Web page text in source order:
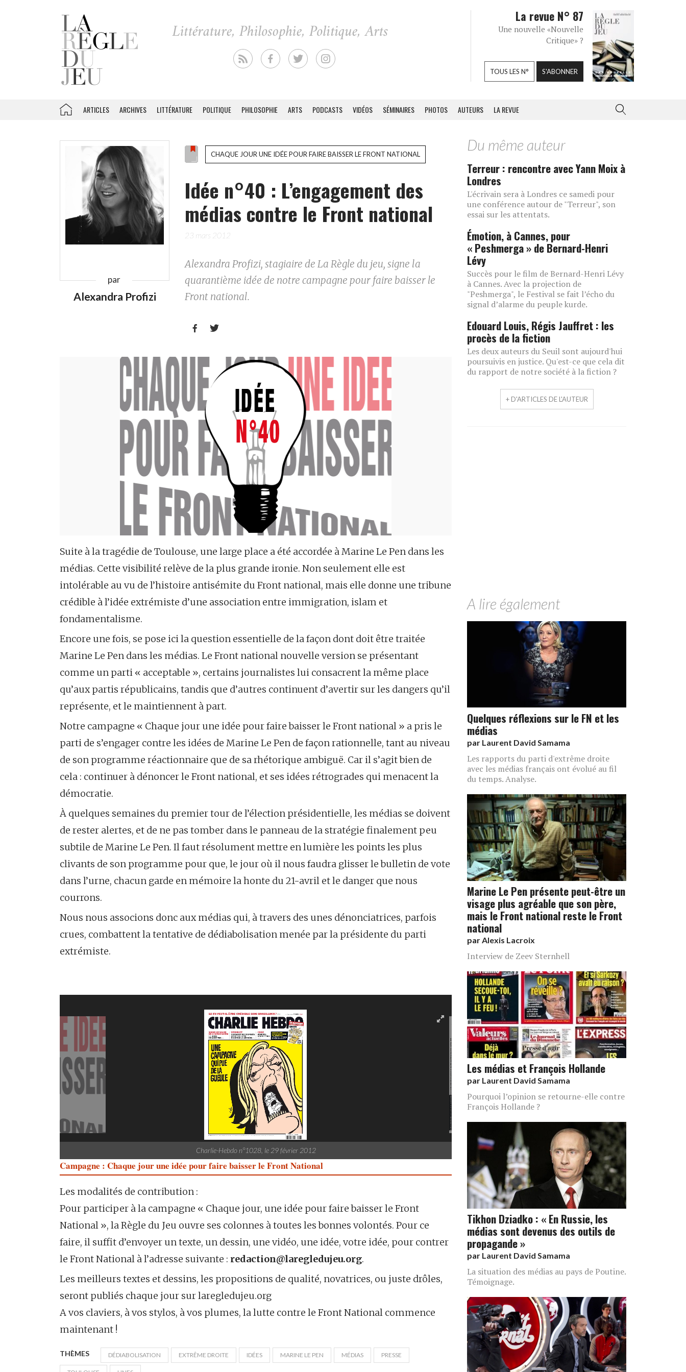
La revue N° 87
Une nouvelle «Nouvelle
Critique» ?
TOUS LES N° S'ABONNER
ARTICLES ARCHIVES LITTÉRATURE POLITIQUE PHILOSOPHIE ARTS PODCASTS VIDÉOS SÉMINAIRES PHOTOS AUTEURS LA REVUE
par
Alexandra Profizi
CHAQUE JOUR UNE IDÉE POUR FAIRE BAISSER LE FRONT NATIONAL
Idée n°40 : L’engagement des
médias contre le Front national
23 mars 2012
Alexandra Profizi, stagiaire de La Règle du jeu, signe la
quarantième idée de notre campagne pour faire baisser le
Front national.
 
Suite à la tragédie de Toulouse, une large place a été accordée à Marine Le Pen dans les
médias. Cette visibilité relève de la plus grande ironie. Non seulement elle est
intolérable au vu de l’histoire antisémite du Front national, mais elle donne une tribune
crédible à l’idée extrémiste d’une association entre immigration, islam et
fondamentalisme.
Encore une fois, se pose ici la question essentielle de la façon dont doit être traitée
Marine Le Pen dans les médias. Le Front national nouvelle version se présentant
comme un parti « acceptable », certains journalistes lui consacrent la même place
qu’aux partis républicains, tandis que d’autres continuent d’avertir sur les dangers qu’il
représente, et le maintiennent à part.
Notre campagne « Chaque jour une idée pour faire baisser le Front national » a pris le
parti de s’engager contre les idées de Marine Le Pen de façon rationnelle, tant au niveau
de son programme réactionnaire que de sa rhétorique ambiguë. Car il s’agit bien de
cela : continuer à dénoncer le Front national, et ses idées rétrogrades qui menacent la
démocratie.
À quelques semaines du premier tour de l’élection présidentielle, les médias se doivent
de rester alertes, et de ne pas tomber dans le panneau de la stratégie finalement peu
subtile de Marine Le Pen. Il faut résolument mettre en lumière les points les plus
clivants de son programme pour que, le jour où il nous faudra glisser le bulletin de vote
dans l’urne, chacun garde en mémoire la honte du 21-avril et le danger que nous
courrons.
Nous nous associons donc aux médias qui, à travers des unes dénonciatrices, parfois
crues, combattent la tentative de dédiabolisation menée par la présidente du parti
extrémiste.
Charlie-Hebdo n°1028, le 29 février 2012
Campagne : Chaque jour une idée pour faire baisser le Front National
Les modalités de contribution :
Pour participer à la campagne « Chaque jour, une idée pour faire baisser le Front
National », la Règle du Jeu ouvre ses colonnes à toutes les bonnes volontés. Pour ce
faire, il suffit d’envoyer un texte, un dessin, une vidéo, une idée, votre idée, pour contrer
le Front National à l’adresse suivante : redaction@laregledujeu.org.
Les meilleurs textes et dessins, les propositions de qualité, novatrices, ou juste drôles,
seront publiés chaque jour sur laregledujeu.org
A vos claviers, à vos stylos, à vos plumes, la lutte contre le Front National commence
maintenant !
THÈMES DÉDIABOLISATION EXTRÊME DROITE IDÉES MARINE LE PEN MÉDIAS PRESSE
Du même auteur
Terreur : rencontre avec Yann Moix à
Londres
L'écrivain sera à Londres ce samedi pour
une conférence autour de "Terreur", son
essai sur les attentats.
Émotion, à Cannes, pour
« Peshmerga » de Bernard-Henri
Lévy
Succès pour le film de Bernard-Henri Lévy
à Cannes. Avec la projection de
"Peshmerga", le Festival se fait l’écho du
signal d’alarme du peuple kurde.
Edouard Louis, Régis Jauffret : les
procès de la fiction
Les deux auteurs du Seuil sont aujourd'hui
poursuivis en justice. Qu'est-ce que cela dit
du rapport de notre société à la fiction ?
+ D'ARTICLES DE L'AUTEUR
A lire également
Quelques réflexions sur le FN et les
médias
par Laurent David Samama
Les rapports du parti d'extrême droite
avec les médias français ont évolué au fil
du temps. Analyse.
Marine Le Pen présente peut-être un
visage plus agréable que son père,
mais le Front national reste le Front
national
par Alexis Lacroix
Interview de Zeev Sternhell
Les médias et François Hollande
par Laurent David Samama
Pourquoi l’opinion se retourne-elle contre
François Hollande ?
Tikhon Dziadko : « En Russie, les
médias sont devenus des outils de
propagande »
par Laurent David Samama
La situation des médias au pays de Poutine.
Témoignage.